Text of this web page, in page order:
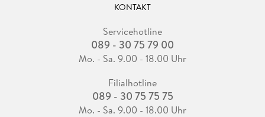
KONTAKT
Servicehotline
089 - 30 75 79 00
Mo. - Sa. 9.00 - 18.00 Uhr
Filialhotline
089 - 30 75 75 75
Mo. - Sa. 9.00 - 18.00 Uhr